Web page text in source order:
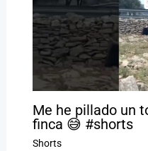
Me he pillado un
finca 😅 #shorts
Shorts